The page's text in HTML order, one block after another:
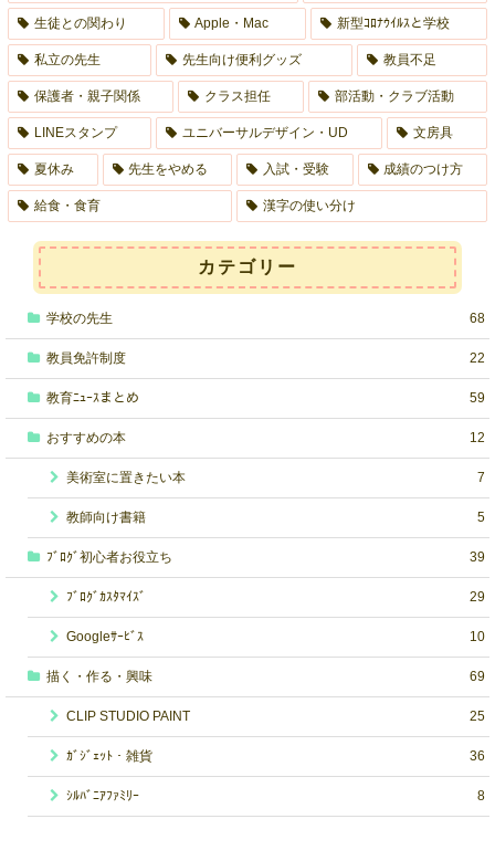
生徒との関わり Apple・Mac 新型ｺﾛﾅｳｲﾙｽと学校
私立の先生 先生向け便利グッズ 教員不足
保護者・親子関係 クラス担任 部活動・クラブ活動
LINEスタンプ ユニバーサルデザイン・UD 文房具
夏休み 先生をやめる 入試・受験 成績のつけ方
給食・食育 漢字の使い分け
カテゴリー
学校の先生 68
教員免許制度 22
教育ﾆｭｰｽまとめ 59
おすすめの本 12
美術室に置きたい本 7
教師向け書籍 5
ﾌﾞﾛｸﾞ初心者お役立ち 39
ﾌﾞﾛｸﾞｶｽﾀﾏｲｽﾞ 29
Googleｻｰﾋﾞｽ 10
描く・作る・興味 69
CLIP STUDIO PAINT 25
ｶﾞｼﾞｪｯﾄ・雑貨 36
ｼﾙﾊﾞﾆｱﾌｧﾐﾘｰ 8